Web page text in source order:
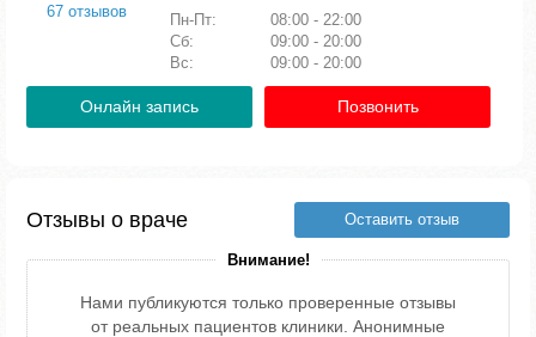
67 отзывов Пн-Пт:
08:00 - 22:00
Сб:
09:00 - 20:00
Вс:
09:00 - 20:00
Онлайн запись Позвонить
Отзывы о враче Оставить отзыв
Внимание!
Нами публикуются только проверенные отзывы
от реальных пациентов клиники. Анонимные